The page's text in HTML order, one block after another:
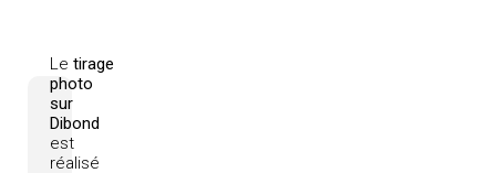
Le tirage
photo
sur
Dibond
est
réalisé